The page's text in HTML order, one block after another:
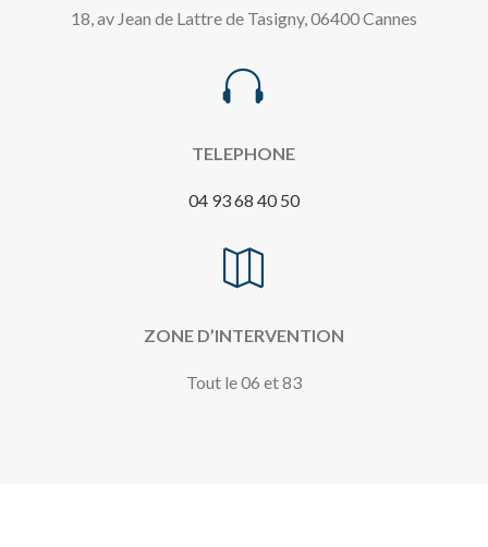
18, av Jean de Lattre de Tasigny, 06400 Cannes

TELEPHONE
04 93 68 40 50

ZONE D’INTERVENTION
Tout le 06 et 83